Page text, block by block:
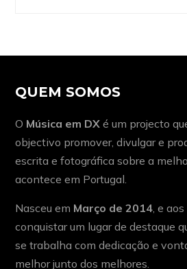
QUEM SOMOS
O Música em DX é um projecto
objectivo promover, divulgar e
escrita e fotográfica sobre a
acontece em Portugal.
Nasceu em Março de 2014 , e
conquistar um lugar de destaque
se trabalha com dedicação e
melhor junto dos melhores.